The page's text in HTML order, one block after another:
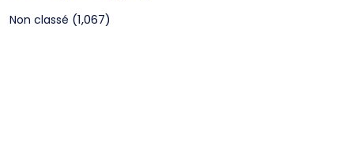
Non classé (1,067)